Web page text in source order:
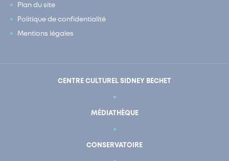
Plan du site
Politique de confidentialité
Mentions légales
CENTRE CULTUREL SIDNEY BECHET
MÉDIATHÈQUE
CONSERVATOIRE